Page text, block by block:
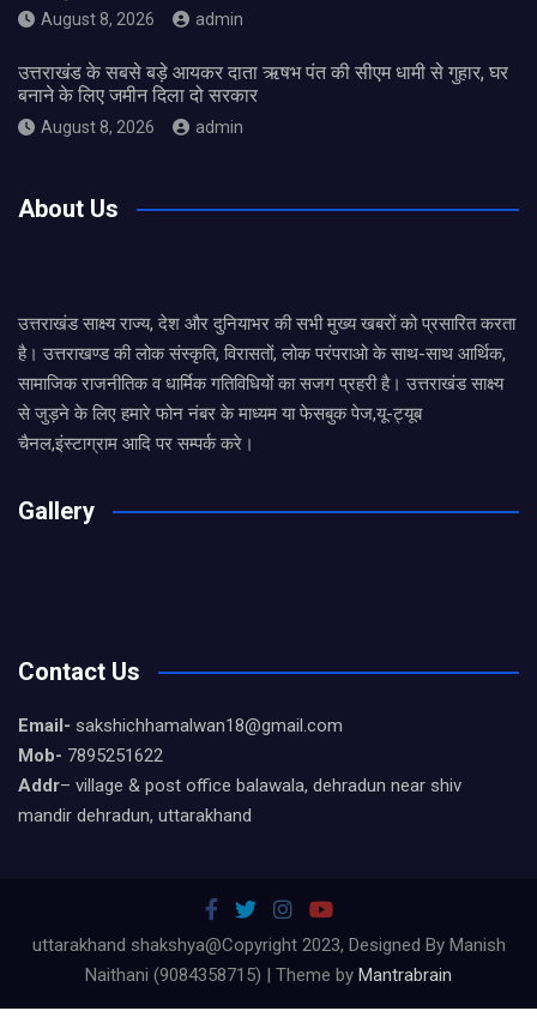
August 8, 2026 admin
उत्तराखंड के सबसे बड़े आयकर दाता ऋषभ पंत की सीएम धामी से गुहार, घर
बनाने के लिए जमीन दिला दो सरकार
August 8, 2026 admin
About Us
उत्तराखंड साक्ष्य राज्य, देश और दुनियाभर की सभी मुख्य खबरों को प्रसारित करता
है। उत्तराखण्ड की लोक संस्कृति, विरासतों, लोक परंपराओ के साथ-साथ आर्थिक,
सामाजिक राजनीतिक व धार्मिक गतिविधियों का सजग प्रहरी है। उत्तराखंड साक्ष्य
से जुड़ने के लिए हमारे फोन नंबर के माध्यम या फेसबुक पेज,यू-ट्यूब
चैनल,इंस्टाग्राम आदि पर सम्पर्क करे।
Gallery
Contact Us
Email- sakshichhamalwan18@gmail.com
Mob- 7895251622
Addr– village & post office balawala, dehradun near shiv
mandir dehradun, uttarakhand
uttarakhand shakshya@Copyright 2023, Designed By Manish
Naithani (9084358715) | Theme by Mantrabrain